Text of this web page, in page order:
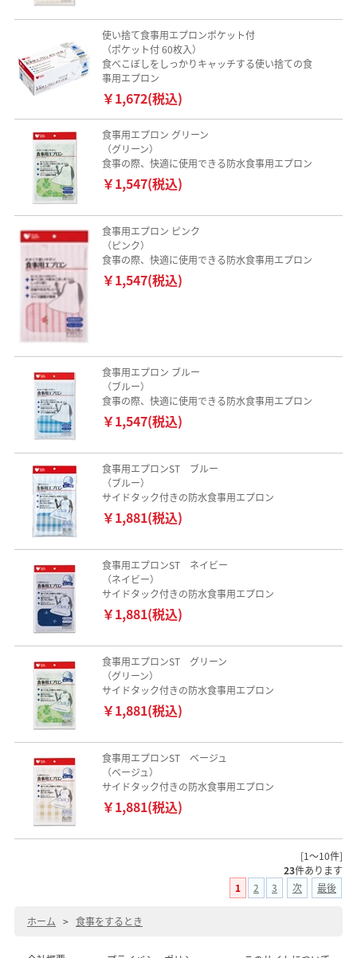
使い捨て食事用エプロンポケット付
（ポケット付 60枚入）
食べこぼしをしっかりキャッチする使い捨ての食
事用エプロン
￥1,672(税込)
食事用エプロン グリーン
（グリーン）
食事の際、快適に使用できる防水食事用エプロン
￥1,547(税込)
食事用エプロン ピンク
（ピンク）
食事の際、快適に使用できる防水食事用エプロン
￥1,547(税込)
食事用エプロン ブルー
（ブルー）
食事の際、快適に使用できる防水食事用エプロン
￥1,547(税込)
食事用エプロンST ブルー
（ブルー）
サイドタック付きの防水食事用エプロン
￥1,881(税込)
食事用エプロンST ネイビー
（ネイビー）
サイドタック付きの防水食事用エプロン
￥1,881(税込)
食事用エプロンST グリーン
（グリーン）
サイドタック付きの防水食事用エプロン
￥1,881(税込)
食事用エプロンST ベージュ
（ベージュ）
サイドタック付きの防水食事用エプロン
￥1,881(税込)
[1～10件]
23件あります
1
2 3 次 最後
ホーム > 食事をするとき